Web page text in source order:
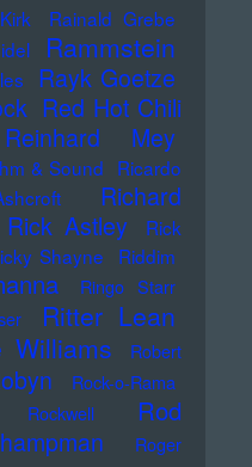
Rainald Grebe
Rammstein
Rayk Goetze
Red Hot Chili
Reinhard Mey
& Sound Ricardo
Richard
Rick Astley
Rick
Shayne Riddim
Ringo Starr
Ritter Lean
Williams
Robert
Rock-o-Rama
Rockwell
Rod
Roger